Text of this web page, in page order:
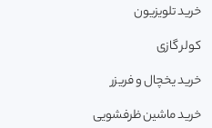
خرید تلویزیون
کولر گازی
خرید یخچال و فریزر
خرید ماشین ظرفشویی